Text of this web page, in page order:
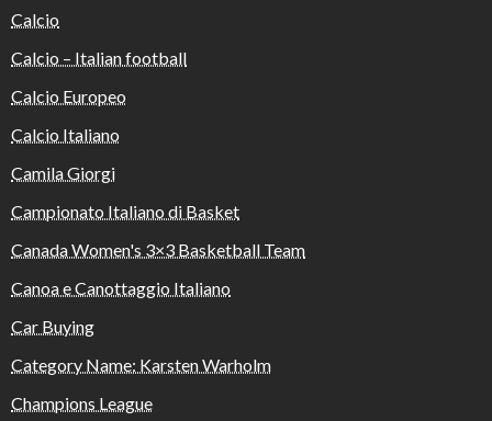
Calcio
Calcio – Italian football
Calcio Europeo
Calcio Italiano
Camila Giorgi
Campionato Italiano di Basket
Canada Women's 3×3 Basketball Team
Canoa e Canottaggio Italiano
Car Buying
Category Name: Karsten Warholm
Champions League